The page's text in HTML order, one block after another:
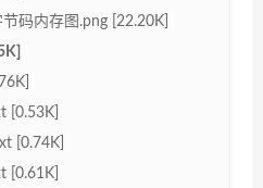
码内存图.png [22.20K]
[0.53K]
[0.74K]
[0.61K]